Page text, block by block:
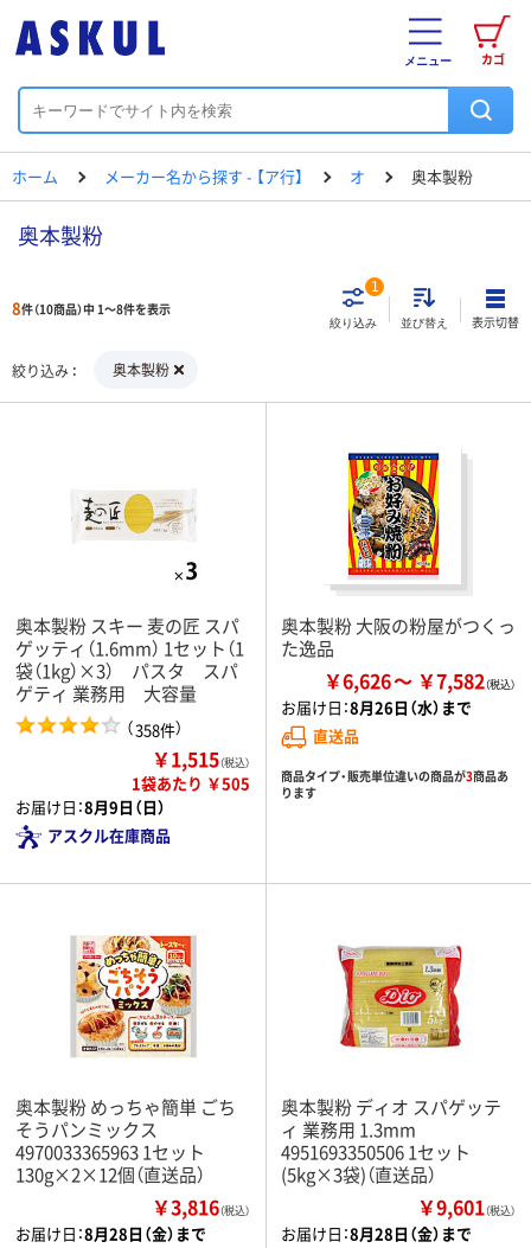
カゴ
メニュー
ホーム メーカー名から探す - 【ア行】 オ 奥本製粉
奥本製粉
8件（10商品）中 1～8件を表示
絞り込み
1
並び替え 表示切替
絞り込み 奥本製粉
奥本製粉 スキー 麦の匠 スパ
ゲッティ（1.6mm） 1セット（1
袋（1kg）×3） パスタ スパ
ゲティ 業務用 大容量
（358件）
￥1,515（税込）
1袋あたり ￥505
お届け日：8月9日（日）
アスクル在庫商品
奥本製粉 大阪の粉屋がつくっ
た逸品
￥6,626 ￥7,582
お届け日：8月26日（水）まで
直送品
商品タイプ・販売単位違いの商品が3商品あ
ります
奥本製粉 めっちゃ簡単 ごち
そうパンミックス
4970033365963 1セット
130g×2×12個（直送品）
￥3,816（税込）
お届け日：8月28日（金）まで
奥本製粉 ディオ スパゲッテ
ィ 業務用 1.3mm
4951693350506 1セット
(5kg×3袋)（直送品）
￥9,601（税込）
お届け日：8月28日（金）まで